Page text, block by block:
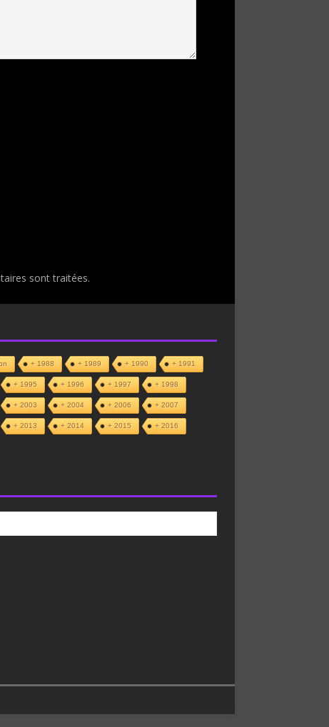
sont traitées.
+ 1988 + 1989 + 1990 + 1991
+ 1995 + 1996 + 1997 + 1998
+ 2003 + 2004 + 2006 + 2007
+ 2013 + 2014 + 2015 + 2016